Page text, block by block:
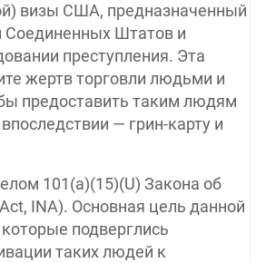
визы США, предназначенный
Соединенных Штатов и
преступления. Эта
жертв торговли людьми и
предоставить таким людям
— грин-карту и
101(a)(15)(U) Закона об
INA). Основная цель данной
подверглись
таких людей к